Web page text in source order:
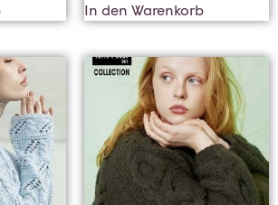
In den Warenkorb